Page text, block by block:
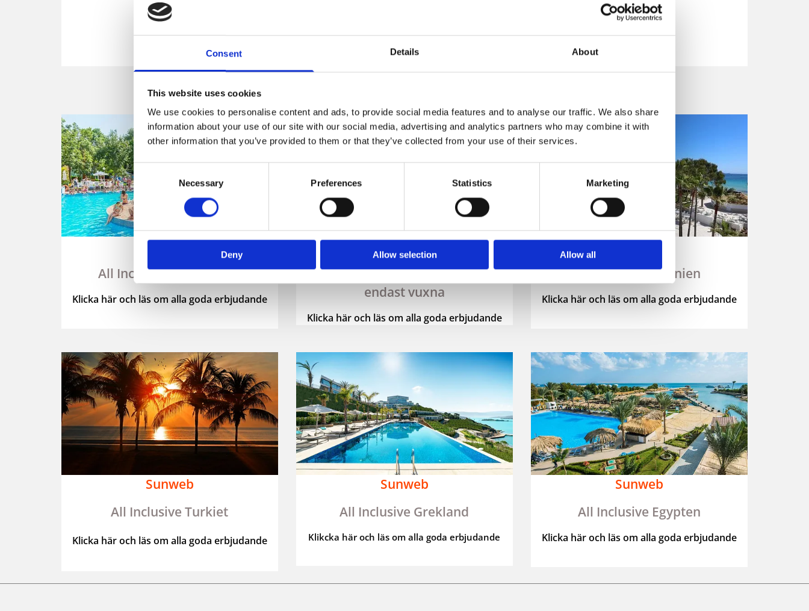
Consent Details About
This website uses cookies
We use cookies to personalise content and ads, to provide social media features and to analyse our traffic. We also share
information about your use of our site with our social media, advertising and analytics partners who may combine it with
other information that you’ve provided to them or that they’ve collected from your use of their services.
Consent
Selection
Necessary Preferences Statistics Marketing
Deny Allow selection Allow all
Sunweb
All Inclusive för familjer
Klicka här och läs om alla goda erbjudande
Sunweb
All Inclusive Hotell för
endast vuxna
Klicka här och läs om alla goda erbjudande
Sunweb
All Inclusive Spanien
Klicka här och läs om alla goda erbjudande
Sunweb
All Inclusive Turkiet
Klicka här och läs om alla goda erbjudande
Sunweb
All Inclusive Grekland
Klikcka här och läs om alla goda erbjudande
Sunweb
All Inclusive Egypten
Klicka här och läs om alla goda erbjudande